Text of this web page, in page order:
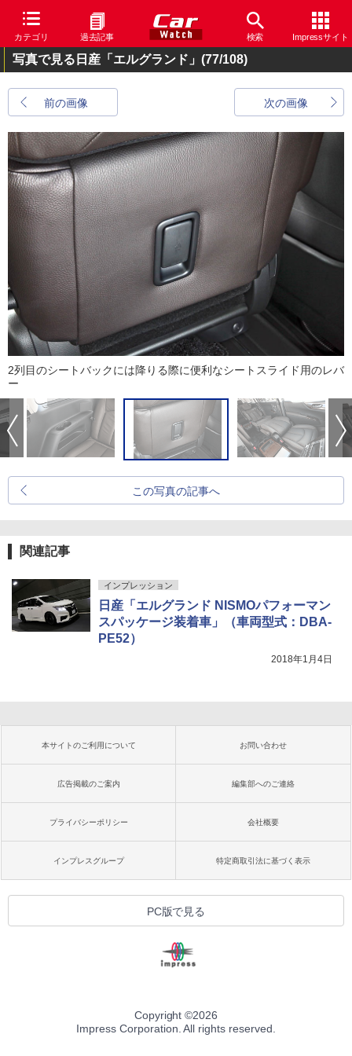
カテゴリ 過去記事 検索 Impressサイト
写真で見る日産「エルグランド」 (77/108)
前の画像 次の画像
2列目のシートバックには降りる際に便利なシートスライド用のレバ
ー
この写真の記事へ
関連記事
インプレッション
日産「エルグランド NISMOパフォーマン
スパッケージ装着車」（車両型式：DBA-
PE52）
2018年1月4日
本サイトのご利用について お問い合わせ
広告掲載のご案内 編集部へのご連絡
プライバシーポリシー 会社概要
インプレスグループ 特定商取引法に基づく表示
PC版で見る
Copyright ©2026
Impress Corporation. All rights reserved.